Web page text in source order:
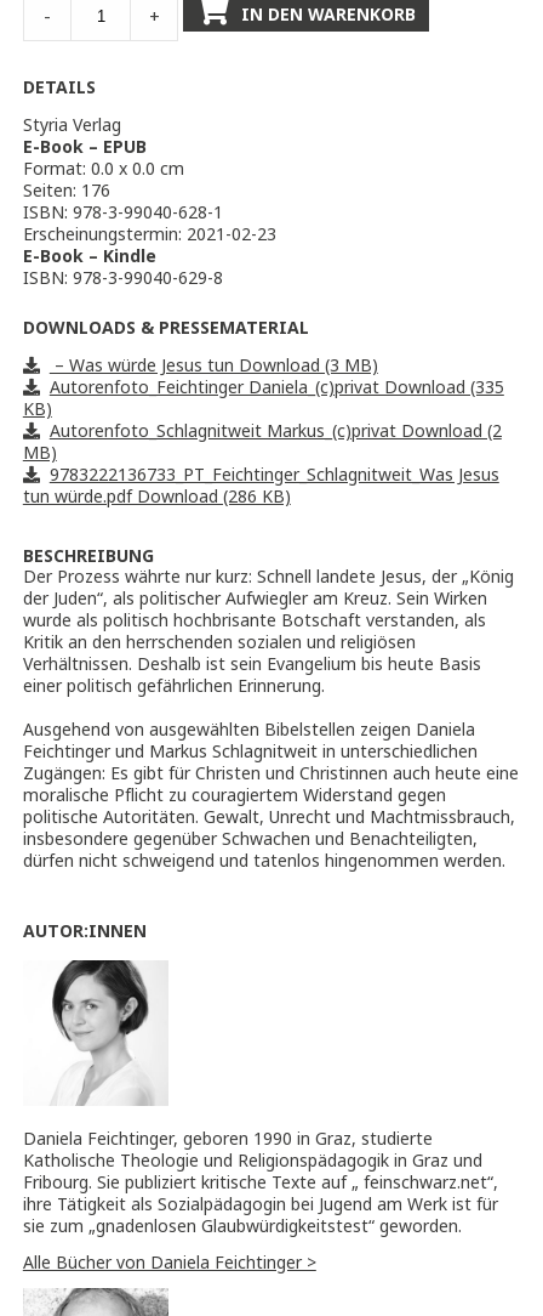
- + IN DEN WARENKORB
DETAILS
Styria Verlag
E-Book – EPUB
Format: 0.0 x 0.0 cm
Seiten: 176
ISBN: 978-3-99040-628-1
Erscheinungstermin: 2021-02-23
E-Book – Kindle
ISBN: 978-3-99040-629-8
DOWNLOADS & PRESSEMATERIAL
– Was würde Jesus tun Download (3 MB)
Autorenfoto_Feichtinger Daniela_(c)privat Download (335
KB)
Autorenfoto_Schlagnitweit Markus_(c)privat Download (2
MB)
9783222136733_PT_Feichtinger_Schlagnitweit_Was Jesus
tun würde.pdf Download (286 KB)
BESCHREIBUNG
Der Prozess währte nur kurz: Schnell landete Jesus, der „König
der Juden“, als politischer Aufwiegler am Kreuz. Sein Wirken
wurde als politisch hochbrisante Botschaft verstanden, als
Kritik an den herrschenden sozialen und religiösen
Verhältnissen. Deshalb ist sein Evangelium bis heute Basis
einer politisch gefährlichen Erinnerung.
Ausgehend von ausgewählten Bibelstellen zeigen Daniela
Feichtinger und Markus Schlagnitweit in unterschiedlichen
Zugängen: Es gibt für Christen und Christinnen auch heute eine
moralische Pflicht zu couragiertem Widerstand gegen
politische Autoritäten. Gewalt, Unrecht und Machtmissbrauch,
insbesondere gegenüber Schwachen und Benachteiligten,
dürfen nicht schweigend und tatenlos hingenommen werden.
AUTOR:INNEN
Daniela Feichtinger, geboren 1990 in Graz, studierte
Katholische Theologie und Religionspädagogik in Graz und
Fribourg. Sie publiziert kritische Texte auf „ feinschwarz.net“,
ihre Tätigkeit als Sozialpädagogin bei Jugend am Werk ist für
sie zum „gnadenlosen Glaubwürdigkeitstest“ geworden.
Alle Bücher von Daniela Feichtinger >